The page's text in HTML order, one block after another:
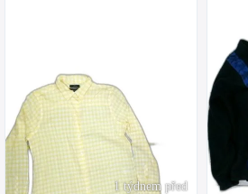
1 týdnem před